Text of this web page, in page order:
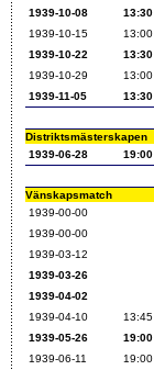
1939-10-08
13:30
1939-10-15
13:00
1939-10-22
13:30
1939-10-29
13:00
1939-11-05
13:30
Distriktsmästerskapen
1939-06-28
19:00
Vänskapsmatch
1939-00-00
1939-00-00
1939-03-12
1939-03-26
1939-04-02
1939-04-10
13:45
1939-05-26
19:00
1939-06-11
19:00